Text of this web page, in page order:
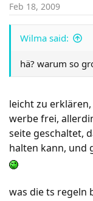
Feb 18, 2009
Wilma said:
hä? warum so
leicht zu
werbe frei,
seite geschaltet,
halten kann, und
was die ts regeln